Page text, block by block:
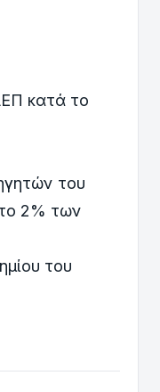
κατά το
του
2% των
του